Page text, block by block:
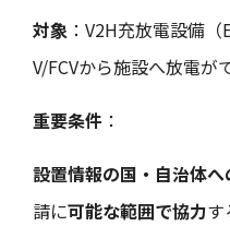
対象 ：V2H充放電設備（
V/FCVから施設へ放電が
重要条件 ：
設置情報の国・自治体
請に可能な範囲で協力す